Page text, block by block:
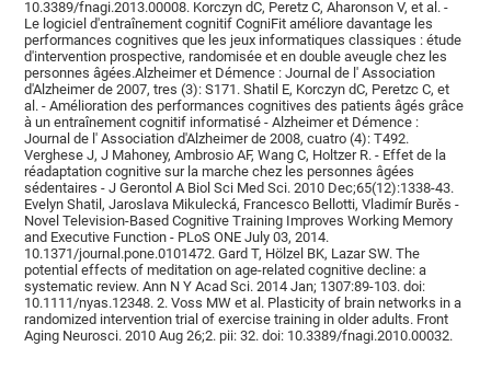
10.3389/fnagi.2013.00008. Korczyn dC, Peretz C, Aharonson V, et al. -
Le logiciel d'entraînement cognitif CogniFit améliore davantage les
performances cognitives que les jeux informatiques classiques : étude
d'intervention prospective, randomisée et en double aveugle chez les
personnes âgées.Alzheimer et Démence : Journal de l' Association
d'Alzheimer de 2007, tres (3): S171. Shatil E, Korczyn dC, Peretzc C, et
al. - Amélioration des performances cognitives des patients âgés grâce
à un entraînement cognitif informatisé - Alzheimer et Démence :
Journal de l' Association d'Alzheimer de 2008, cuatro (4): T492.
Verghese J, J Mahoney, Ambrosio AF, Wang C, Holtzer R. - Effet de la
réadaptation cognitive sur la marche chez les personnes âgées
sédentaires - J Gerontol A Biol Sci Med Sci. 2010 Dec;65(12):1338-43.
Evelyn Shatil, Jaroslava Mikulecká, Francesco Bellotti, Vladimír Burěs -
Novel Television-Based Cognitive Training Improves Working Memory
and Executive Function - PLoS ONE July 03, 2014.
10.1371/journal.pone.0101472. Gard T, Hölzel BK, Lazar SW. The
potential effects of meditation on age-related cognitive decline: a
systematic review. Ann N Y Acad Sci. 2014 Jan; 1307:89-103. doi:
10.1111/nyas.12348. 2. Voss MW et al. Plasticity of brain networks in a
randomized intervention trial of exercise training in older adults. Front
Aging Neurosci. 2010 Aug 26;2. pii: 32. doi: 10.3389/fnagi.2010.00032.